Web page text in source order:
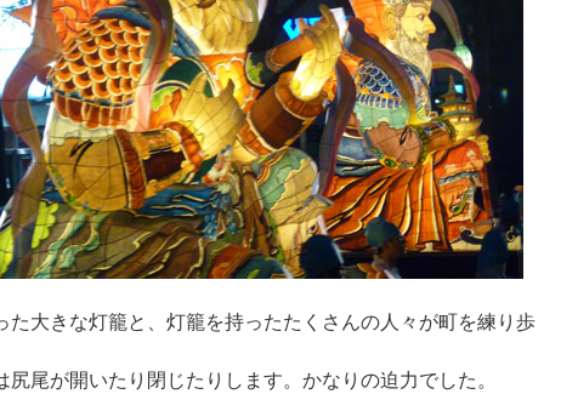
た大きな灯籠と、灯籠を持ったたくさんの人々が町を練り歩
尻尾が開いたり閉じたりします。かなりの迫力でした。